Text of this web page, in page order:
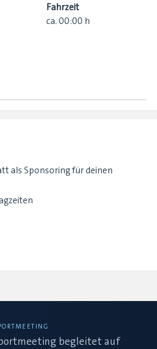
Fahrzeit
ca. 00:00 h
als Sponsoring für deinen
begleitet auf